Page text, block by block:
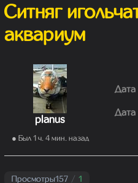
Ситняг
аквариум
planus
● Был 1 ч. 4 мин. назад
Дата
Дата
Просмотры157 / 1